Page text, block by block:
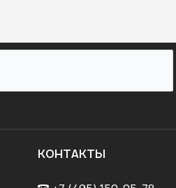
КОНТАКТЫ